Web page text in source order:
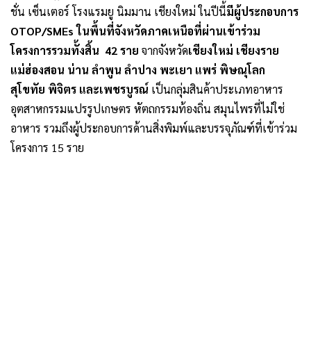
ชั่น เซ็นเตอร์ โรงแรมยู นิมมาน เชียงใหม่ ในปีนี้มีผู้ประกอบการ
OTOP/SMEs ในพื้นที่จังหวัดภาคเหนือที่ผ่านเข้าร่วม
โครงการรวมทั้งสิ้น 42 ราย จากจังหวัดเชียงใหม่ เชียงราย
แม่ฮ่องสอน น่าน ลำพูน ลำปาง พะเยา แพร่ พิษณุโลก
สุโขทัย พิจิตร และเพชรบูรณ์ เป็นกลุ่มสินค้าประเภทอาหาร
อุตสาหกรรมแปรรูปเกษตร หัตถกรรมท้องถิ่น สมุนไพรที่ไม่ใช่
อาหาร รวมถึงผู้ประกอบการด้านสิ่งพิมพ์และบรรจุภัณฑ์ที่เข้าร่วม
โครงการ 15 ราย